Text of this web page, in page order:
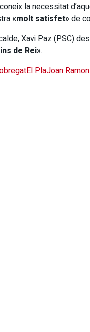
la necessitat
«molt satisfet»de
Xavi Paz (PSC)
de Rei».
El PlaJoan